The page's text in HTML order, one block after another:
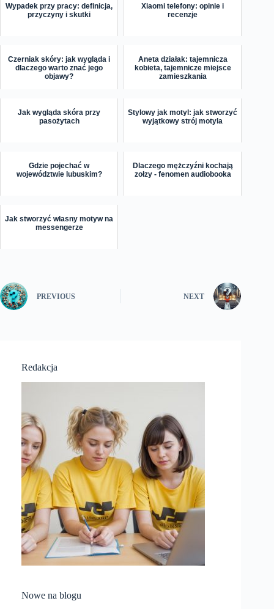
Wypadek przy pracy: definicja,
przyczyny i skutki
Xiaomi telefony: opinie i
recenzje
Czerniak skóry: jak wygląda i
dlaczego warto znać jego
objawy?
Aneta działak: tajemnicza
kobieta, tajemnicze miejsce
zamieszkania
Jak wygląda skóra przy
pasożytach
Stylowy jak motyl: jak stworzyć
wyjątkowy strój motyla
Gdzie pojechać w
województwie lubuskim?
Dlaczego mężczyźni kochają
zołzy - fenomen audiobooka
Jak stworzyć własny motyw na
messengerze
PREVIOUS NEXT
Redakcja
Nowe na blogu